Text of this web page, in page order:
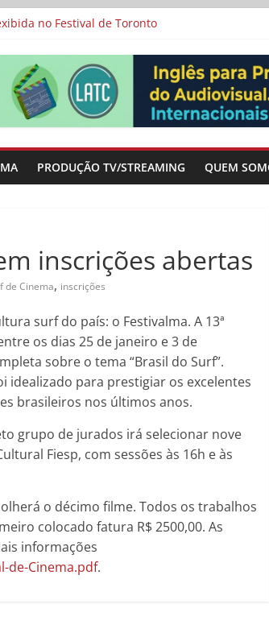
Inocentes” e filme-tributo de Wajda a Zbigniew
no Festival de Toronto
entre “Manas” e “O Agente Secreto”
envelhecimento criados a partir de histórias
PRODUÇÃO TV/STREAMING QUEM
inscrições abertas
de Cinema, inscrições
surf do país: o Festivalma. A 13ª
os dias 25 de janeiro e 3 de
sobre o tema “Brasil do Surf”.
idealizado para prestigiar os excelentes
brasileiros nos últimos anos.
grupo de jurados irá selecionar nove
Fiesp, com sessões às 16h e às
o décimo filme. Todos os trabalhos
colocado fatura R$ 2500,00. As
informações
de-Cinema.pdf.